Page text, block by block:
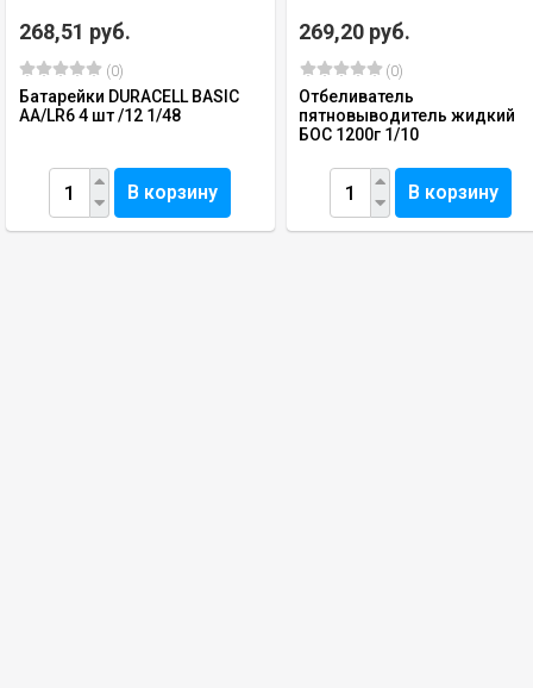
268,51 руб.
(0)
Батарейки DURACELL BASIC
АА/LR6 4 шт /12 1/48
В корзину
269,20 руб.
(0)
Отбеливатель
пятновыводитель жидкий
БОС 1200г 1/10
В корзину